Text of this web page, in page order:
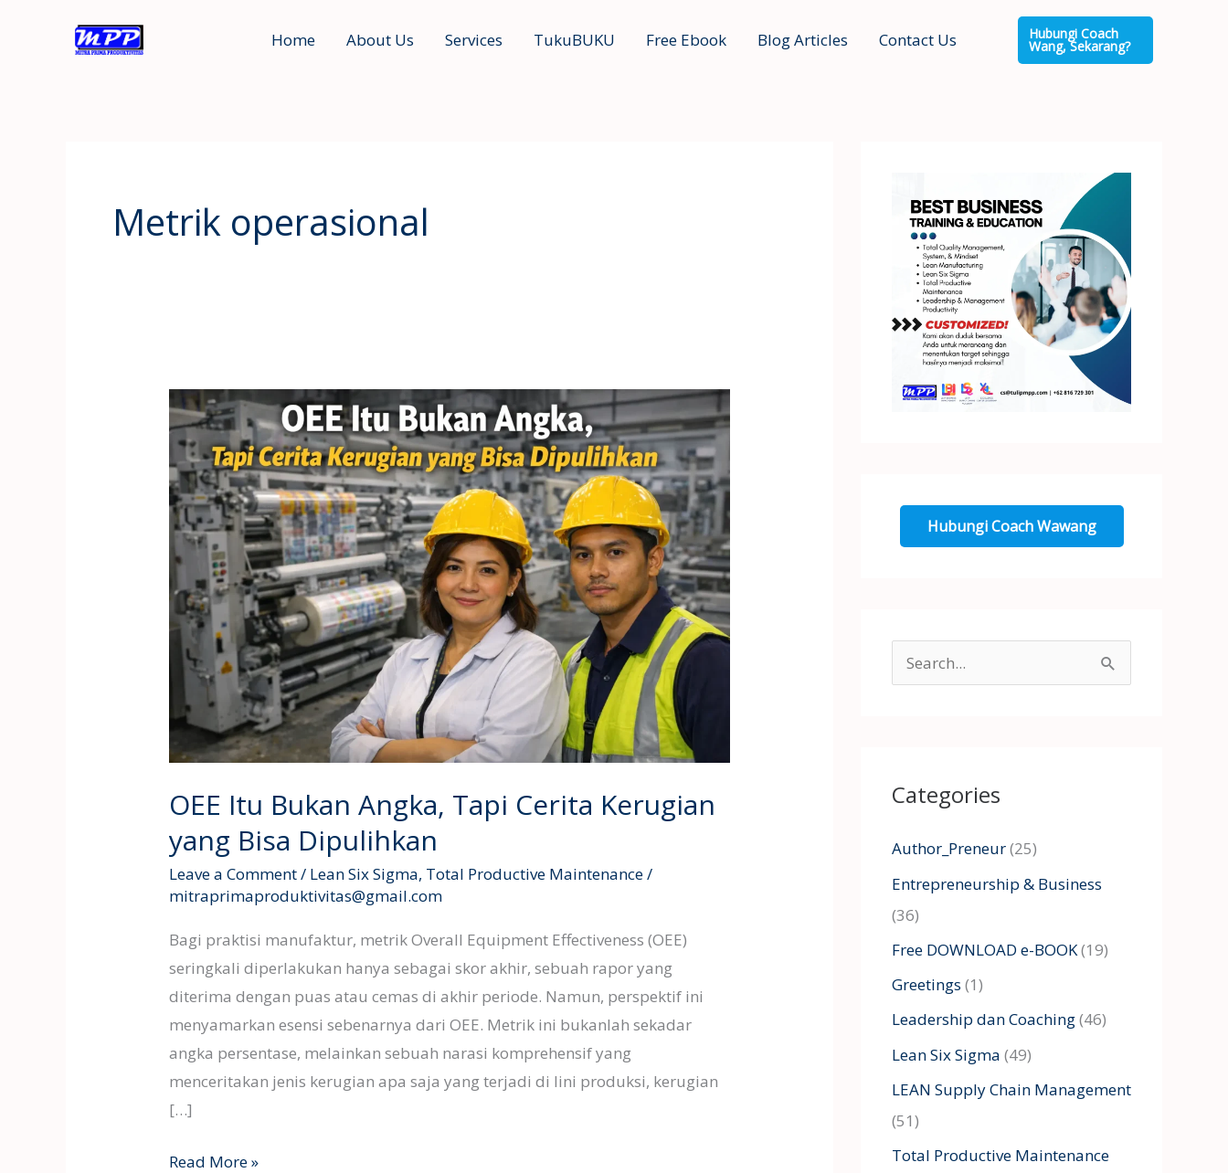
Home About Us Services TukuBUKU Free Ebook Blog Articles Contact Us Hubungi Coach
Wang, Sekarang?
Metrik operasional
OEE Itu Bukan Angka, Tapi Cerita Kerugian
yang Bisa Dipulihkan
Leave a Comment/ Lean Six Sigma, Total Productive Maintenance/
mitraprimaproduktivitas@gmail.com
Bagi praktisi manufaktur, metrik Overall Equipment Effectiveness (OEE)
seringkali diperlakukan hanya sebagai skor akhir, sebuah rapor yang
diterima dengan puas atau cemas di akhir periode. Namun, perspektif ini
menyamarkan esensi sebenarnya dari OEE. Metrik ini bukanlah sekadar
angka persentase, melainkan sebuah narasi komprehensif yang
menceritakan jenis kerugian apa saja yang terjadi di lini produksi, kerugian
[…]
OEE
Itu
Bukan
Angka,
Tapi
Cerita
Kerugian
yang
Bisa
Dipulihkan
Read More »
Hubungi Coach Wawang
c
f
o
r
:
Categories
Author_Preneur(25)
Entrepreneurship & Business
(36)
Free DOWNLOAD e-BOOK(19)
Greetings (1)
Leadership dan Coaching(46)
Lean Six Sigma (49)
LEAN Supply Chain Management
(51)
Total Productive Maintenance